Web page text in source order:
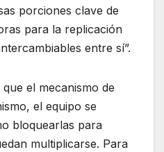
porciones clave de
para la replicación
entre sí”.
el mecanismo de
el equipo se
bloquearlas para
multiplicarse. Para